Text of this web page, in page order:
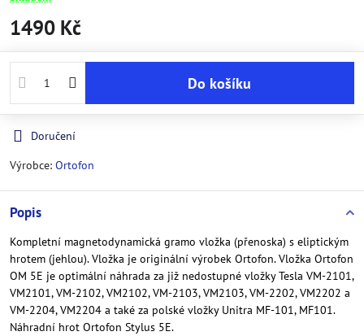
1490 Kč
Do košíku
Doručení
Výrobce: Ortofon
Popis
Kompletní magnetodynamická gramo vložka (přenoska) s eliptickým
hrotem (jehlou). Vložka je originální výrobek Ortofon. Vložka Ortofon
OM 5E je optimální náhrada za již nedostupné vložky Tesla VM-2101,
VM2101, VM-2102, VM2102, VM-2103, VM2103, VM-2202, VM2202 a
VM-2204, VM2204 a také za polské vložky Unitra MF-101, MF101.
Náhradní hrot Ortofon Stylus 5E.